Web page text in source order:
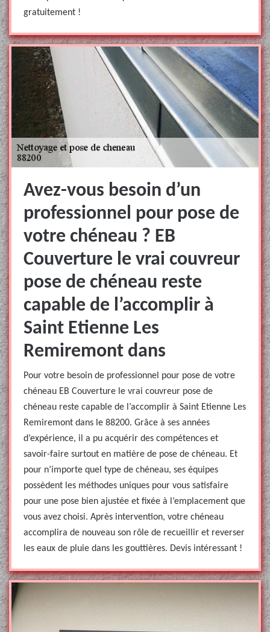
gratuitement !
Avez-vous besoin d’un
professionnel pour pose de
votre chéneau ? EB
Couverture le vrai couvreur
pose de chéneau reste
capable de l’accomplir à
Saint Etienne Les
Remiremont dans
Pour votre besoin de professionnel pour pose de votre
chéneau EB Couverture le vrai couvreur pose de
chéneau reste capable de l’accomplir à Saint Etienne Les
Remiremont dans le 88200. Grâce à ses années
d’expérience, il a pu acquérir des compétences et
savoir-faire surtout en matière de pose de chéneau. Et
pour n’importe quel type de chéneau, ses équipes
possèdent les méthodes uniques pour vous satisfaire
pour une pose bien ajustée et fixée à l’emplacement que
vous avez choisi. Après intervention, votre chéneau
accomplira de nouveau son rôle de recueillir et reverser
les eaux de pluie dans les gouttières. Devis intéressant !